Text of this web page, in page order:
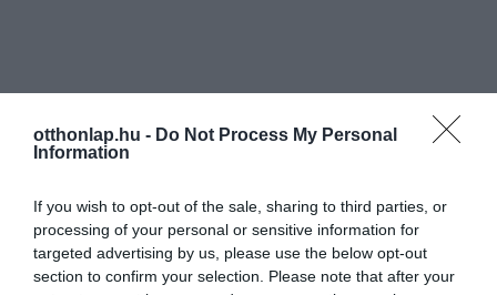
otthonlap.hu - Do Not Process My Personal
Information
If you wish to opt-out of the sale, sharing to third parties, or
processing of your personal or sensitive information for
targeted advertising by us, please use the below opt-out
section to confirm your selection. Please note that after your